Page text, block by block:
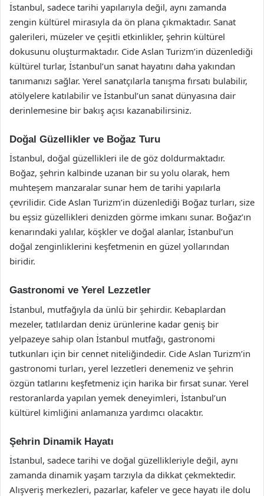
İstanbul, sadece tarihi yapılarıyla değil, aynı zamanda
zengin kültürel mirasıyla da ön plana çıkmaktadır. Sanat
galerileri, müzeler ve çeşitli etkinlikler, şehrin kültürel
dokusunu oluşturmaktadır. Cide Aslan Turizm’in düzenlediği
kültürel turlar, İstanbul’un sanat hayatını daha yakından
tanımanızı sağlar. Yerel sanatçılarla tanışma fırsatı bulabilir,
atölyelere katılabilir ve İstanbul’un sanat dünyasına dair
derinlemesine bir bakış açısı kazanabilirsiniz.
Doğal Güzellikler ve Boğaz Turu
İstanbul, doğal güzellikleri ile de göz doldurmaktadır.
Boğaz, şehrin kalbinde uzanan bir su yolu olarak, hem
muhteşem manzaralar sunar hem de tarihi yapılarla
çevrilidir. Cide Aslan Turizm’in düzenlediği Boğaz turları, size
bu eşsiz güzellikleri denizden görme imkanı sunar. Boğaz’ın
kenarındaki yalılar, köşkler ve doğal alanlar, İstanbul’un
doğal zenginliklerini keşfetmenin en güzel yollarından
biridir.
Gastronomi ve Yerel Lezzetler
İstanbul, mutfağıyla da ünlü bir şehirdir. Kebaplardan
mezeler, tatlılardan deniz ürünlerine kadar geniş bir
yelpazeye sahip olan İstanbul mutfağı, gastronomi
tutkunları için bir cennet niteliğindedir. Cide Aslan Turizm’in
gastronomi turları, yerel lezzetleri denemeniz ve şehrin
özgün tatlarını keşfetmeniz için harika bir fırsat sunar. Yerel
restoranlarda yapılan yemek deneyimleri, İstanbul’un
kültürel kimliğini anlamanıza yardımcı olacaktır.
Şehrin Dinamik Hayatı
İstanbul, sadece tarihi ve doğal güzellikleriyle değil, aynı
zamanda dinamik yaşam tarzıyla da dikkat çekmektedir.
Alışveriş merkezleri, pazarlar, kafeler ve gece hayatı ile dolu